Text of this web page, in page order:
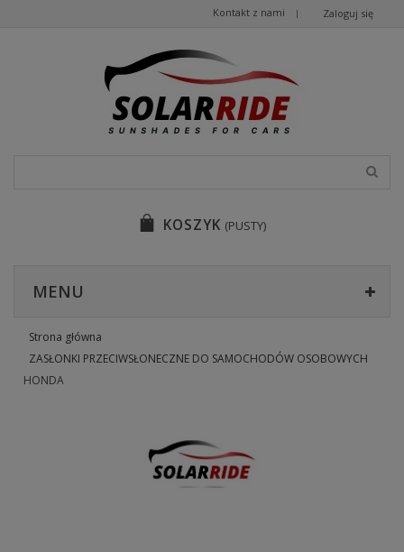
Zaloguj się
Kontakt z nami
KOSZYK (PUSTY)
MENU
Strona główna
ZASŁONKI PRZECIWSŁONECZNE DO SAMOCHODÓW OSOBOWYCH
HONDA